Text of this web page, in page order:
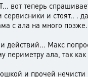
вот теперь
и стоят.. .
с ала на много
Макс
ала, так
и прочей